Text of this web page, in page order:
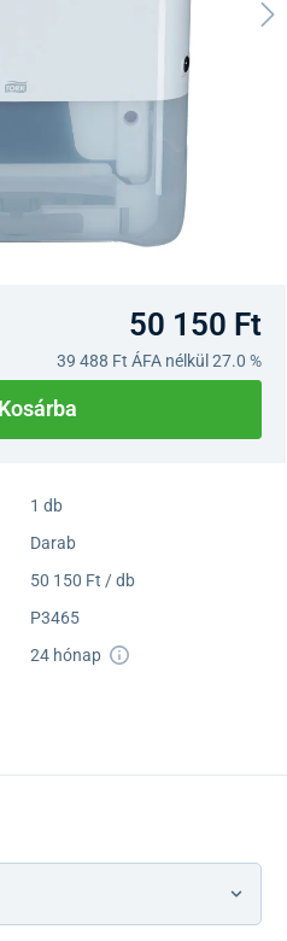
50 150 Ft
39 488 Ft ÁFA nélkül 27.0 %
Kosárba
1 db
Darab
50 150 Ft / db
P3465
24 hónap